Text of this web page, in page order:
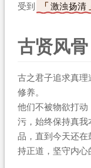
受到
激浊扬清
古贤风
古之君子追求真
修养。
他们不被物欲打
污，始终保持真我
品，直到今天还
持正道，坚守内心